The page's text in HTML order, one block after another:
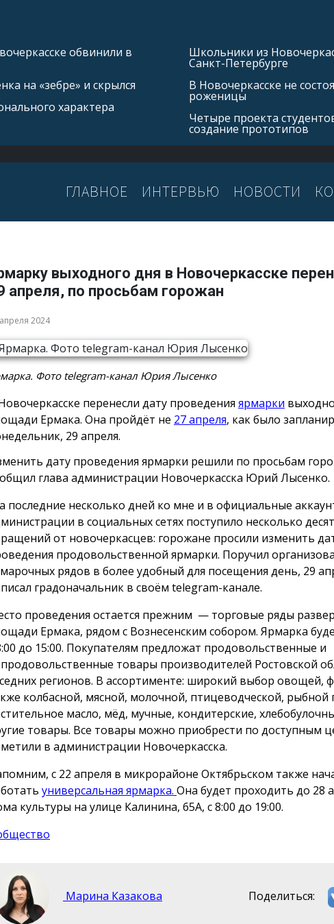
обвинили в
на «зебре» и скрылся
характера
Школьники из
Санкт-Петербурге
В Новочеркасске не
роженицы
Четыре проекта
создание прототипов
ГЛАВНОЕ ИНТЕРВЬЮ НОВОСТИ
выходного дня в Новочеркасске
апреля, по просьбам горожан
2024
Фото telegram-канал Юрия Лысенко
перенесли дату проведения ярмарки
Ермака. Она пройдёт не 27 апреля, как было
29 апреля.
дату проведения ярмарки решили по просьбам
глава администрации Новочеркасска Юрий Лысенко.
последние несколько дней ко мне и в официальные
в социальных сетях поступило несколько
от новочеркасцев: горожане просили изменить
продовольственной ярмарки. Поручил
рядов в более удобный для посещения день, 29
градоначальник в своём telegram-канале.
проведения остается прежним — торговые ряды
Ермака, рядом с Вознесенским собором. Ярмарка
до 15:00. Покупателям предложат продовольственные и
товары производителей Ростовской
регионов. В ассортименте: широкий выбор овощей,
колбасной, мясной, молочной, птицеводческой, рыбной
масло, мёд, мучные, кондитерские,
товары. Все товары можно приобрести по доступным
в администрации Новочеркасска.
с 22 апреля в микрорайоне Октябрьском также
универсальная ярмарка. Она будет проходить до 28
культуры на улице Калинина, 65А, с 8:00 до 19:00.
Марина Казакова Поделиться: